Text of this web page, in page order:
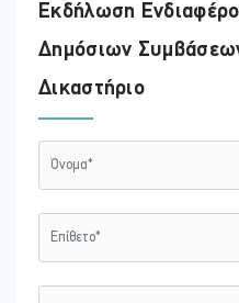
Εκδήλωση
Δημόσιων
Δικαστήριο